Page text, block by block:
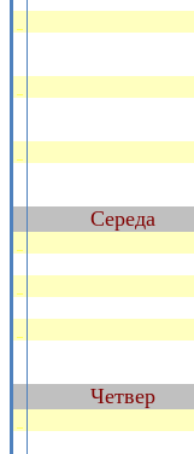
Середа
Четвер